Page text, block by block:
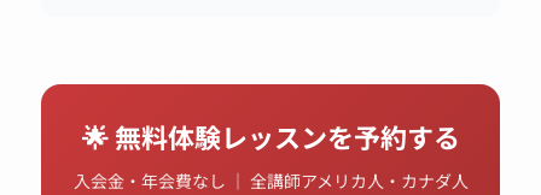
🌟 無料体験レッスンを予約する
入会金・年会費なし ｜ 全講師アメリカ人・カナダ人